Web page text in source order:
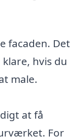
facaden. Det
hvis du
male.
at få
For